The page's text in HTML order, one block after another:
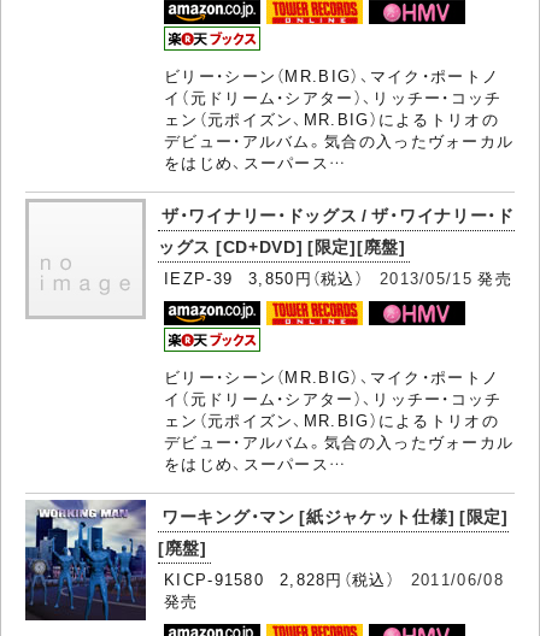
ビリー・シーン（MR.BIG）、マイク・ポートノ
イ（元ドリーム・シアター）、リッチー・コッチ
ェン（元ポイズン、MR.BIG）によるトリオの
デビュー・アルバム。気合の入ったヴォーカル
をはじめ、スーパース…
ザ・ワイナリー・ドッグス / ザ・ワイナリー・ド
ッグス [CD+DVD] [限定][廃盤]
IEZP-39 3,850円（税込） 2013/05/15 発売
ビリー・シーン（MR.BIG）、マイク・ポートノ
イ（元ドリーム・シアター）、リッチー・コッチ
ェン（元ポイズン、MR.BIG）によるトリオの
デビュー・アルバム。気合の入ったヴォーカル
をはじめ、スーパース…
ワーキング・マン [紙ジャケット仕様] [限定]
[廃盤]
KICP-91580 2,828円（税込） 2011/06/08
発売